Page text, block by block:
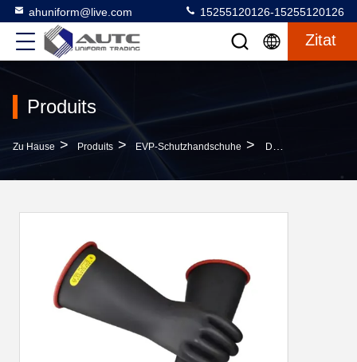
ahuniform@live.com 15255120126-15255120126
Zitat
Produits
Zu Hause > Produits > EVP-Schutzhandschuhe > Dielektrische Handschutzhandschuhe Klasse 00 0 1 2 3 4 Kautschuk Elektrische Isolierhandschuhe Für Elektriker